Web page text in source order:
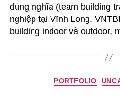
đúng nghĩa (team building
nghiệp tại Vĩnh Long.
building indoor và outdoor,
PORTFOLIO